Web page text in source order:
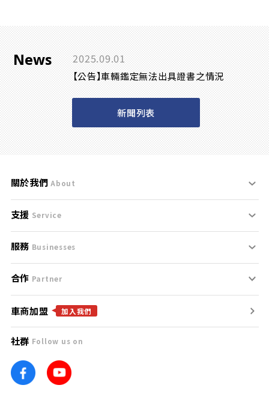
News 2025.09.01
【公告】車輛鑑定無法出具證書之情況
新聞列表
關於我們 About
刊登規範
服務條款
免責聲明
隱私權政策
團隊
車訊網
支援 Service
支援中心
聯絡我們
服務 Businesses
什麼是Goo鑑定？
找好車
找好店
找海外車
合作 Partner
合作夥伴
廣告合作
車商加盟 加入我們
社群 Follow us on